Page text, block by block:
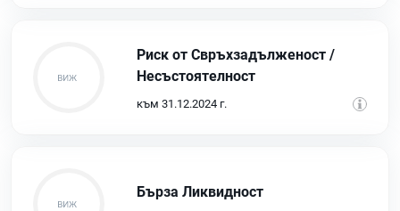
Риск от Свръхзадълженост /
Несъстоятелност
към 31.12.2024 г.
Бърза Ликвидност